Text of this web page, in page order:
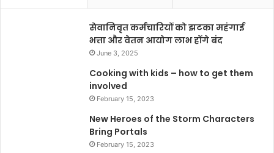
सेवानिवृत कर्मचारियों को झटका महंगाई
भत्ता और वेतन आयोग लाभ होंगे बंद
June 3, 2025
Cooking with kids – how to get them
involved
February 15, 2023
New Heroes of the Storm Characters
Bring Portals
February 15, 2023